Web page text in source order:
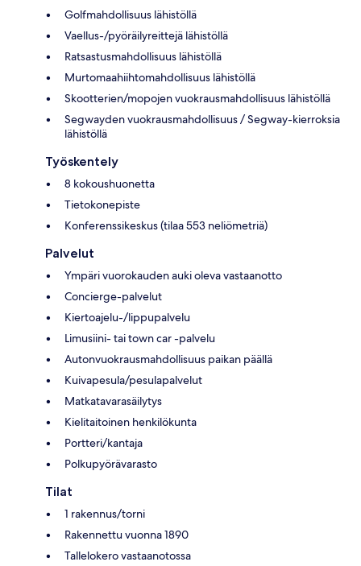
Golfmahdollisuus lähistöllä
Vaellus-/pyöräilyreittejä lähistöllä
Ratsastusmahdollisuus lähistöllä
Murtomaahiihtomahdollisuus lähistöllä
Skootterien/mopojen vuokrausmahdollisuus lähistöllä
Segwayden vuokrausmahdollisuus / Segway-kierroksia
lähistöllä
Työskentely
8 kokoushuonetta
Tietokonepiste
Konferenssikeskus (tilaa 553 neliömetriä)
Palvelut
Ympäri vuorokauden auki oleva vastaanotto
Concierge-palvelut
Kiertoajelu-/lippupalvelu
Limusiini- tai town car -palvelu
Autonvuokrausmahdollisuus paikan päällä
Kuivapesula/pesulapalvelut
Matkatavarasäilytys
Kielitaitoinen henkilökunta
Portteri/kantaja
Polkupyörävarasto
Tilat
1 rakennus/torni
Rakennettu vuonna 1890
Tallelokero vastaanotossa